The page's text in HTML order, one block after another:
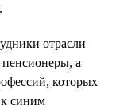
отрасли
а
которых
синим